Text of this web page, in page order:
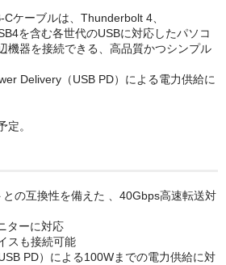
タ
ジセット
ケーブルは、Thunderbolt 4、
を含む各世代のUSBに対応したパソコ
機器を接続できる、高品質かつシンプル
Delivery（USB PD）による電力供給に
定。
との互換性を備えた 、40Gbps高速転送対
ターに対応
スも接続可能
PD）による100Wまでの電力供給に対